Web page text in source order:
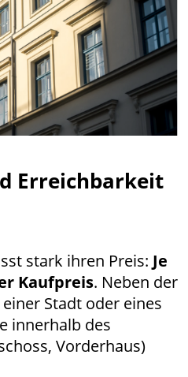
Erreichbarkeit
stark ihren Preis: Je
Kaufpreis. Neben der
Stadt oder eines
innerhalb des
Vorderhaus)